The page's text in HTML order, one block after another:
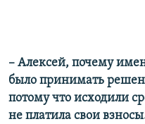
– Алексей, почему
было принимать
потому что исходили
не платила свои